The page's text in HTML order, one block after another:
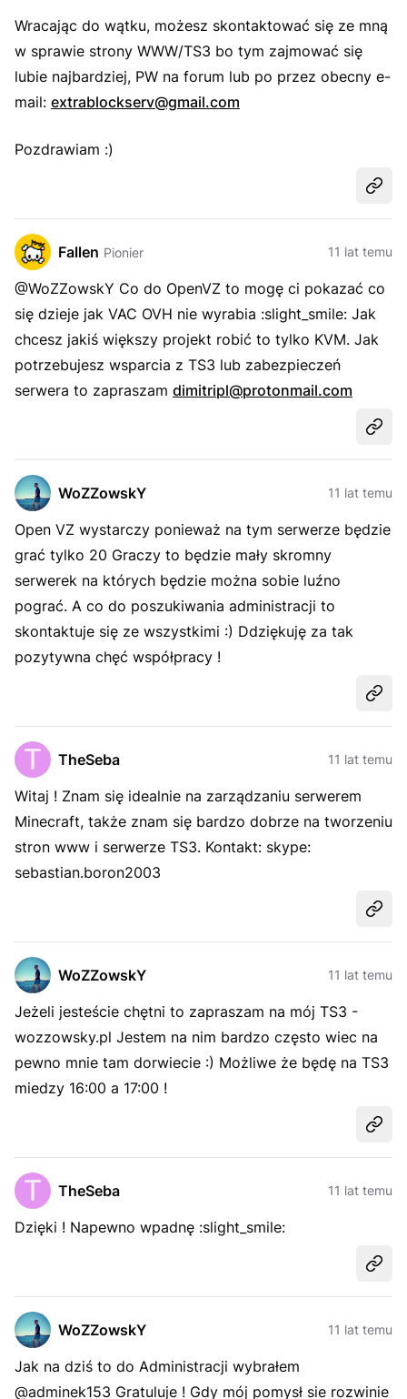
Wracając do wątku, możesz skontaktować się ze mną
w sprawie strony WWW/TS3 bo tym zajmować się
lubie najbardziej, PW na forum lub po przez obecny e-
mail: extrablockserv@gmail.com
Pozdrawiam :)
Fallen Pionier 11 lat temu
@WoZZowskY Co do OpenVZ to mogę ci pokazać co
się dzieje jak VAC OVH nie wyrabia :slight_smile: Jak
chcesz jakiś większy projekt robić to tylko KVM. Jak
potrzebujesz wsparcia z TS3 lub zabezpieczeń
serwera to zapraszam dimitripl@protonmail.com
WoZZowskY 11 lat temu
Open VZ wystarczy ponieważ na tym serwerze będzie
grać tylko 20 Graczy to będzie mały skromny
serwerek na których będzie można sobie luźno
pograć. A co do poszukiwania administracji to
skontaktuje się ze wszystkimi :) Ddziękuję za tak
pozytywna chęć współpracy !
TheSeba 11 lat temu
Witaj ! Znam się idealnie na zarządzaniu serwerem
Minecraft, także znam się bardzo dobrze na tworzeniu
stron www i serwerze TS3. Kontakt: skype:
sebastian.boron2003
WoZZowskY 11 lat temu
Jeżeli jesteście chętni to zapraszam na mój TS3 -
wozzowsky.pl Jestem na nim bardzo często wiec na
pewno mnie tam dorwiecie :) Możliwe że będę na TS3
miedzy 16:00 a 17:00 !
TheSeba 11 lat temu
Dzięki ! Napewno wpadnę :slight_smile:
WoZZowskY 11 lat temu
Jak na dziś to do Administracji wybrałem
@adminek153 Gratuluje ! Gdy mój pomysł sie rozwinie